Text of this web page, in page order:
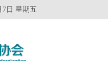
7日 星期五